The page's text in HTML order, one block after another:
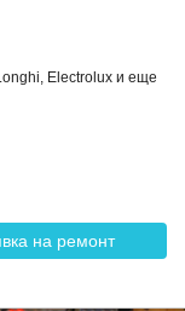
Electrolux и еще
на ремонт